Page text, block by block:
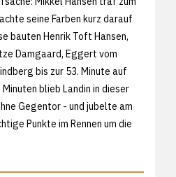
seine Farben kurz darauf
bauten Henrik Toft Hansen,
Damgaard, Eggert vom
bis zur 53. Minute auf
blieb Landin in dieser
Gegentor - und jubelte am
Punkte im Rennen um die